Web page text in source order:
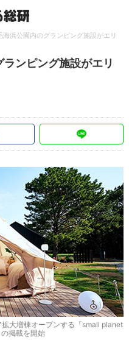
海浜公園内のグランピング施設がエリ
ンピング施設がエリ
大増棟オープンする「small planet
掲載を開始